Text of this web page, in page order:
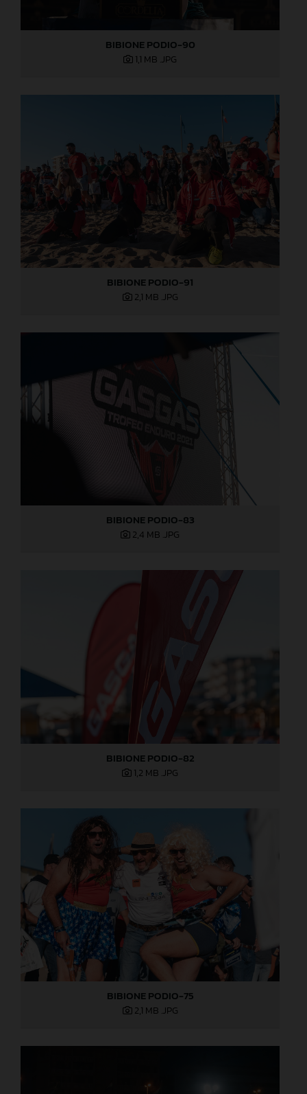
BIBIONE PODIO-90
1,1 MB .JPG
BIBIONE PODIO-91
2,1 MB .JPG
BIBIONE PODIO-83
2,4 MB .JPG
BIBIONE PODIO-82
1,2 MB .JPG
BIBIONE PODIO-75
2,1 MB .JPG